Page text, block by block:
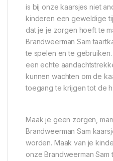
is bij onze kaarsjes niet
kinderen een geweldige
dat je je zorgen hoeft te
Brandweerman Sam
te spelen en te
een echte
kunnen wachten om de
toegang te krijgen tot de
Maak je geen zorgen,
Brandweerman Sam
worden. Maak van je
onze Brandweerman Sam